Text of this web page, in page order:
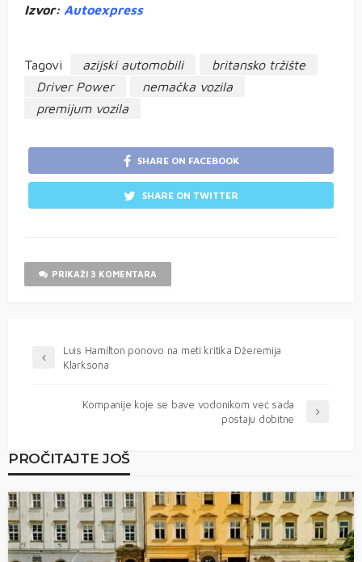
Izvor: Autoexpress
Tagovi azijski automobili
britansko tržište
Driver Power
nemačka vozila
premijum vozila
SHARE ON FACEBOOK
SHARE ON TWITTER
PRIKAŽI 3 KOMENTARA
Luis Hamilton ponovo na meti kritika Džeremija
Klarksona
Kompanije koje se bave vodonikom već sada
postaju dobitne
PROČITAJTE JOŠ